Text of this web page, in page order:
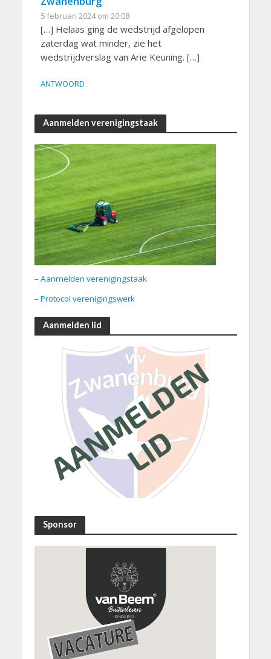
5 februari 2024 om 20:08
[…] Helaas ging de wedstrijd afgelopen
zaterdag wat minder, zie het
wedstrijdverslag van Arie Keuning. […]
ANTWOORD
Aanmelden verenigingstaak
– Aanmelden verenigingstaak
– Protocol verenigingswerk
Aanmelden lid
Sponsor